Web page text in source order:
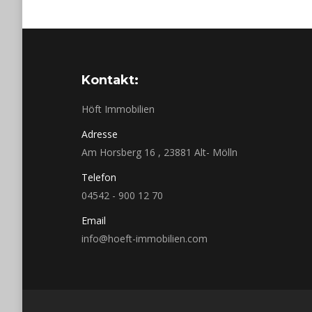
Kontakt:
Höft Immobilien
Adresse
Am Horsberg 16 , 23881 Alt- Mölln
Telefon
04542 - 900 12 70
Email
info@hoeft-immobilien.com